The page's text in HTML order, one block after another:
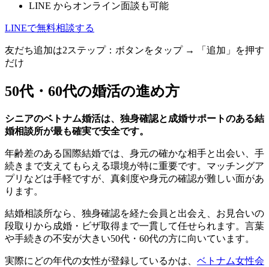
LINE からオンライン面談も可能
LINEで無料相談する
友だち追加は2ステップ：ボタンをタップ → 「追加」を押す
だけ
50代・60代の婚活の進め方
シニアのベトナム婚活は、独身確認と成婚サポートのある結
婚相談所が最も確実で安全です。
年齢差のある国際結婚では、身元の確かな相手と出会い、手
続きまで支えてもらえる環境が特に重要です。マッチングア
プリなどは手軽ですが、真剣度や身元の確認が難しい面があ
ります。
結婚相談所なら、独身確認を経た会員と出会え、お見合いの
段取りから成婚・ビザ取得まで一貫して任せられます。言葉
や手続きの不安が大きい50代・60代の方に向いています。
実際にどの年代の女性が登録しているかは、 ベトナム女性会